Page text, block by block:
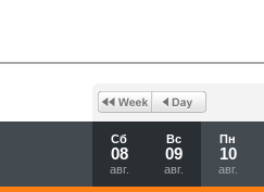
Сб
08
авг.
Вс
09
авг.
Пн
10
авг.